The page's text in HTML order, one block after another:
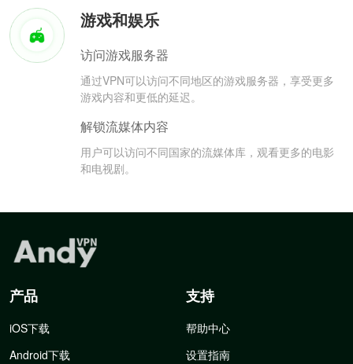
游戏和娱乐
访问游戏服务器
通过VPN可以访问不同地区的游戏服务器，享受更多
游戏内容和更低的延迟。
解锁流媒体内容
用户可以访问不同国家的流媒体库，观看更多的电影
和电视剧。
产品
iOS下载
Android下载
支持
帮助中心
设置指南